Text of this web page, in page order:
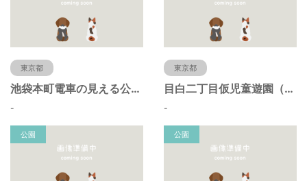
東京都
池袋本町電車の見える公園（東京都豊島区）
-
東京都
目白二丁目仮児童遊園（東京都豊島区）
-
公園 公園